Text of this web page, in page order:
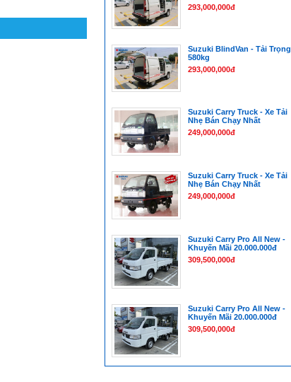
293,000,000đ
Suzuki BlindVan - Tải Trọng
580kg
293,000,000đ
Suzuki Carry Truck - Xe Tải
Nhẹ Bán Chạy Nhất
249,000,000đ
Suzuki Carry Truck - Xe Tải
Nhẹ Bán Chạy Nhất
249,000,000đ
Suzuki Carry Pro All New -
Khuyến Mãi 20.000.000đ
309,500,000đ
Suzuki Carry Pro All New -
Khuyến Mãi 20.000.000đ
309,500,000đ